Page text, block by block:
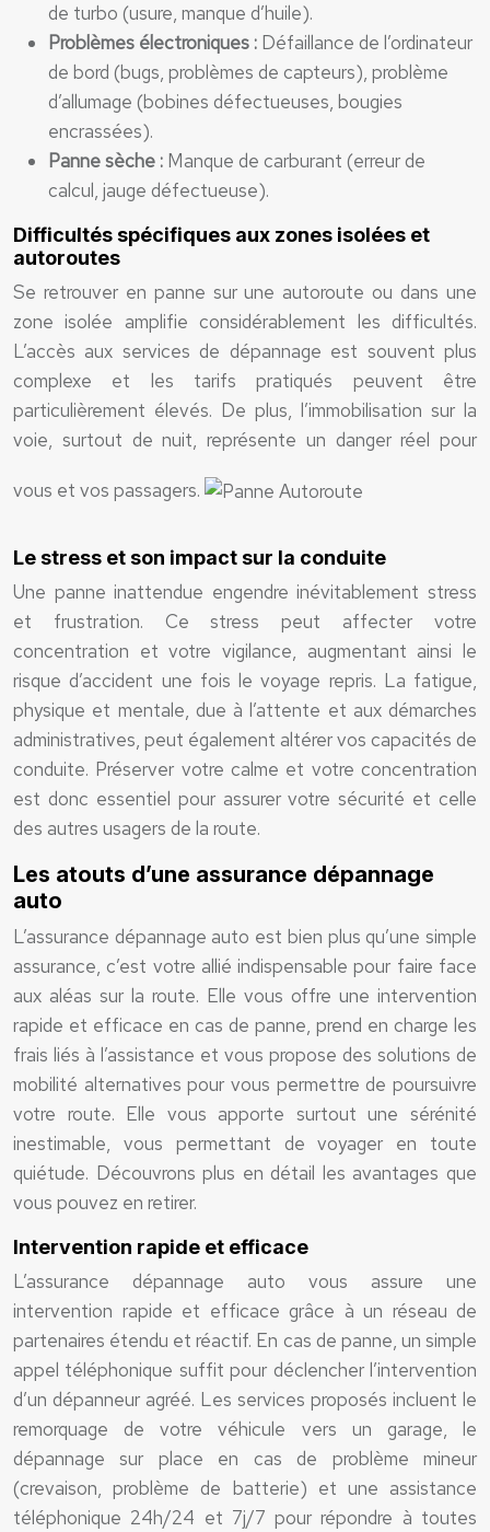
de turbo (usure, manque d’huile).
Problèmes électroniques : Défaillance de l’ordinateur
de bord (bugs, problèmes de capteurs), problème
d’allumage (bobines défectueuses, bougies
encrassées).
Panne sèche : Manque de carburant (erreur de
calcul, jauge défectueuse).
Difficultés spécifiques aux zones isolées et
autoroutes
Se retrouver en panne sur une autoroute ou dans une
zone isolée amplifie considérablement les difficultés.
L’accès aux services de dépannage est souvent plus
complexe et les tarifs pratiqués peuvent être
particulièrement élevés. De plus, l’immobilisation sur la
voie, surtout de nuit, représente un danger réel pour
vous et vos passagers.
Le stress et son impact sur la conduite
Une panne inattendue engendre inévitablement stress
et frustration. Ce stress peut affecter votre
concentration et votre vigilance, augmentant ainsi le
risque d’accident une fois le voyage repris. La fatigue,
physique et mentale, due à l’attente et aux démarches
administratives, peut également altérer vos capacités de
conduite. Préserver votre calme et votre concentration
est donc essentiel pour assurer votre sécurité et celle
des autres usagers de la route.
Les atouts d’une assurance dépannage
auto
L’assurance dépannage auto est bien plus qu’une simple
assurance, c’est votre allié indispensable pour faire face
aux aléas sur la route. Elle vous offre une intervention
rapide et efficace en cas de panne, prend en charge les
frais liés à l’assistance et vous propose des solutions de
mobilité alternatives pour vous permettre de poursuivre
votre route. Elle vous apporte surtout une sérénité
inestimable, vous permettant de voyager en toute
quiétude. Découvrons plus en détail les avantages que
vous pouvez en retirer.
Intervention rapide et efficace
L’assurance dépannage auto vous assure une
intervention rapide et efficace grâce à un réseau de
partenaires étendu et réactif. En cas de panne, un simple
appel téléphonique suffit pour déclencher l’intervention
d’un dépanneur agréé. Les services proposés incluent le
remorquage de votre véhicule vers un garage, le
dépannage sur place en cas de problème mineur
(crevaison, problème de batterie) et une assistance
téléphonique 24h/24 et 7j/7 pour répondre à toutes